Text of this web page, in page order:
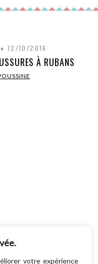
votre expérience
12/10/2016
À RUBANS
l’habiller ! À cet âge-là,